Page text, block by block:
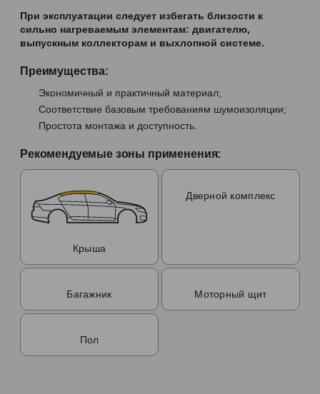
При эксплуатации следует избегать близости к
сильно нагреваемым элементам: двигателю,
выпускным коллекторам и выхлопной системе.
Преимущества:
Экономичный и практичный материал;
Соответствие базовым требованиям шумоизоляции;
Простота монтажа и доступность.
Рекомендуемые зоны применения:
Крыша
Дверной комплекс
Багажник Моторный щит
Пол